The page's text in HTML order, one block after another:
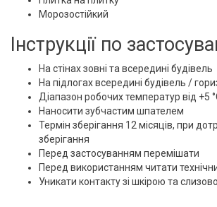
Морозостійкий
Інструкції по
На стінах зовні та всередині будівель
На підлогах всередині будівель /
Діапазон робочих температур від +5
Наносити зубчастим шпателем
Термін зберігання 12 місяців, при
зберігання
Перед застосуванням перемішати
Перед використанням читати
Уникати контакту зі шкірою та